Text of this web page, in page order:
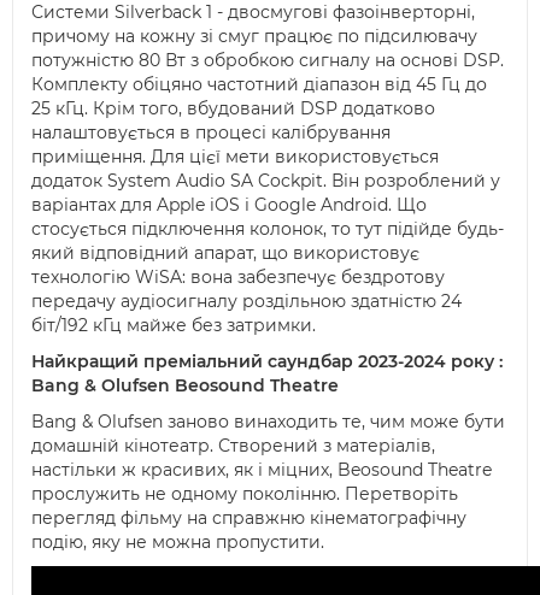
Системи Silverback 1 - двосмугові фазоінверторні,
причому на кожну зі смуг працює по підсилювачу
потужністю 80 Вт з обробкою сигналу на основі DSP.
Комплекту обіцяно частотний діапазон від 45 Гц до
25 кГц. Крім того, вбудований DSP додатково
налаштовується в процесі калібрування
приміщення. Для цієї мети використовується
додаток System Audio SA Cockpit. Він розроблений у
варіантах для Apple iOS і Google Android. Що
стосується підключення колонок, то тут підійде будь-
який відповідний апарат, що використовує
технологію WiSA: вона забезпечує бездротову
передачу аудіосигналу роздільною здатністю 24
біт/192 кГц майже без затримки.
Найкращий преміальний саундбар 2023-2024 року :
Bang & Olufsen Beosound Theatre
Bang & Olufsen заново винаходить те, чим може бути
домашній кінотеатр. Створений з матеріалів,
настільки ж красивих, як і міцних, Beosound Theatre
прослужить не одному поколінню. Перетворіть
перегляд фільму на справжню кінематографічну
подію, яку не можна пропустити.